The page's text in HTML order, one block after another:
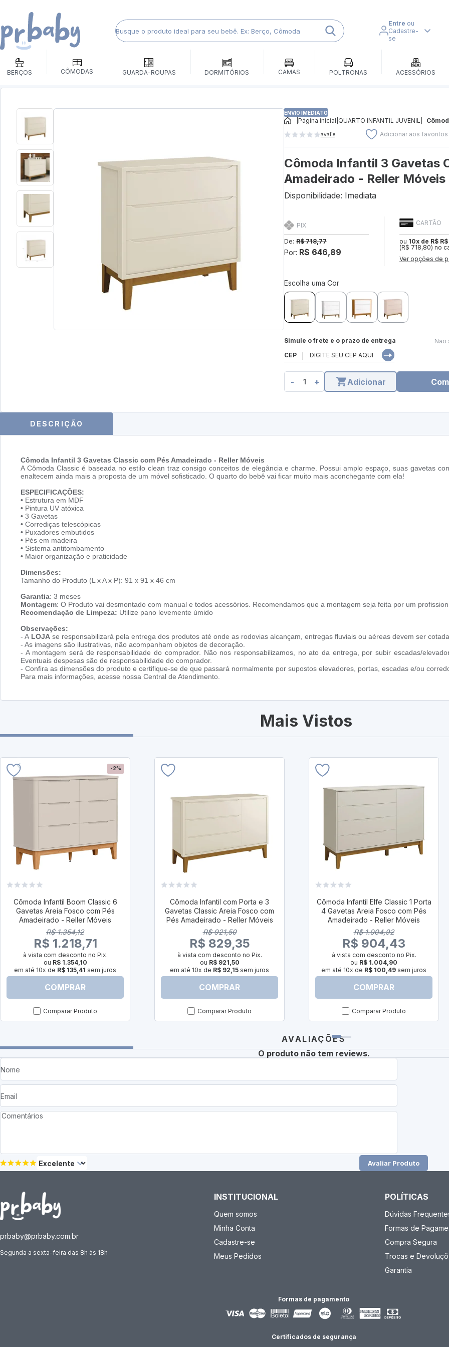
Entre ou
Cadastre-
se
BERÇOS CÔMODAS GUARDA-ROUPAS DORMITÓRIOS CAMAS POLTRONAS ACESSÓRIOS
ENVIO IMEDIATO
Página inicial QUARTO INFANTIL JUVENIL
avalie Adicionar aos favoritos
Cômoda Infantil 3 Gavetas
Amadeirado - Reller Móveis
Disponibilidade: Imediata
CARTÃO
ou 10x de R$
(R$ 718,80) no
Ver opções de
PIX
De: R$ 718,77
Por: R$ 646,89
Escolha uma Cor
Simule o frete e o prazo de entrega
CEP
Não
- + Adicionar
DESCRIÇÃO
Cômoda Infantil 3 Gavetas Classic com Pés Amadeirado - Reller Móveis
A Cômoda Classic é baseada no estilo clean traz consigo conceitos de elegância e charme. Possui amplo espaço, suas gavetas
enaltecem ainda mais a proposta de um móvel sofisticado. O quarto do bebê vai ficar muito mais aconchegante com ela!
ESPECIFICAÇÕES:
• Estrutura em MDF
• Pintura UV atóxica
• 3 Gavetas
• Corrediças telescópicas
• Puxadores embutidos
• Pés em madeira
• Sistema antitombamento
• Maior organização e praticidade
Dimensões:
Tamanho do Produto (L x A x P): 91 x 91 x 46 cm
Garantia: 3 meses
Montagem: O Produto vai desmontado com manual e todos acessórios. Recomendamos que a montagem seja feita por um
Recomendação de Limpeza: Utilize pano levemente úmido
Observações:
- A LOJA se responsabilizará pela entrega dos produtos até onde as rodovias alcançam, entregas fluviais ou aéreas devem ser
- As imagens são ilustrativas, não acompanham objetos de decoração.
- A montagem será de responsabilidade do comprador. Não nos responsabilizamos, no ato da entrega, por subir escadas/
Eventuais despesas são de responsabilidade do comprador.
- Confira as dimensões do produto e certifique-se de que passará normalmente por supostos elevadores, portas, escadas e/ou
Para mais informações, acesse nossa Central de Atendimento.
Mais Vistos
-2%
Cômoda Infantil Boom Classic 6
Gavetas Areia Fosco com Pés
Amadeirado - Reller Móveis
R$ 1.354,12
R$ 1.218,71
à vista com desconto no Pix.
ou R$ 1.354,10
em até 10x de R$ 135,41 sem juros
COMPRAR
Comparar Produto
Cômoda Infantil com Porta e 3
Gavetas Classic Areia Fosco com
Pés Amadeirado - Reller Móveis
R$ 921,50
R$ 829,35
à vista com desconto no Pix.
ou R$ 921,50
em até 10x de R$ 92,15 sem juros
COMPRAR
Comparar Produto
Cômoda Infantil Elfe Classic 1 Porta
4 Gavetas Areia Fosco com Pés
Amadeirado - Reller Móveis
R$ 1.004,92
R$ 904,43
à vista com desconto no Pix.
ou R$ 1.004,90
em até 10x de R$ 100,49 sem juros
COMPRAR
Comparar Produto
AVALIAÇÕES
O produto não tem reviews.
Avaliar Produto
prbaby@prbaby.com.br
Segunda a sexta-feira das 8h às 18h
INSTITUCIONAL
Quem somos
Minha Conta
Cadastre-se
Meus Pedidos
POLÍTICAS
Dúvidas
Formas de
Compra Segura
Trocas e
Garantia
Formas de pagamento
Certificados de segurança